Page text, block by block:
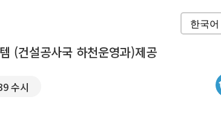
(건설공사국 하천운영과)제공
수시